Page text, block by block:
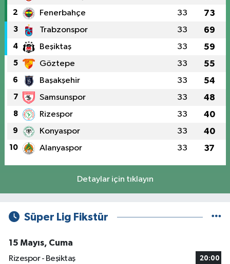
2 Fenerbahçe 33 73
3 Trabzonspor 33 69
4 Beşiktaş 33 59
5 Göztepe 33 55
6 Başakşehir 33 54
7 Samsunspor 33 48
8 Rizespor 33 40
9 Konyaspor 33 40
10 Alanyaspor 33 37
Detaylar için tıklayın
Süper Lig Fikstür
15 Mayıs, Cuma
Rizespor - Beşiktaş
20:00